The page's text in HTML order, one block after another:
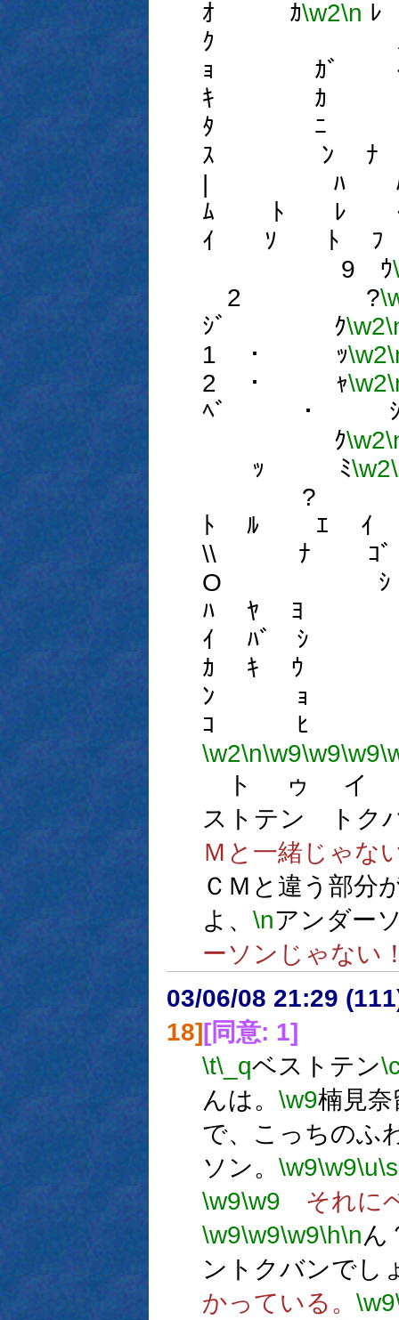
ｵ ｶ\w2\n
ｸ
ｮ ｶﾞ
ｷ ｶ
ﾀ ﾆ
ｽ ﾝ
| ﾊ ﾊ
ﾑ ﾄ ﾚ ｸ
ｲ ｿ ﾄ ﾌ
9 ｳ
2 ?
ｼﾞ ｸ\w2
1 ･ ｯ\w2
2 ･ ｬ\w2
ﾍﾞ ･ ｼ
ｸ\w2
ｯ ﾐ\w2
? ｷ
ﾄ ﾙ ｴ ｲ
\\ ﾅ ｺﾞ
O ｼ
ﾊ ﾔ ﾖ
ｲ ﾊﾞ ｼ
ｶ ｷ ｳ
ﾝ ｮ
ｺ ﾋ
\w2\n\w9\w9\w9
ト ゥ イ
ストテン トク
Ｍと一緒じゃな
ＣＭと違う部分
よ、 \nアンダー
ーソンじゃない
03/06/08 21:29
18][同意: 1]
\t\_qベストテン
んは。 \w9楠見
で、こっちのふ
ソン。 \w9\w9\u
\w9\w9 それに
\w9\w9\w9\h\nん
ントクバンでし
かっている。 \w9